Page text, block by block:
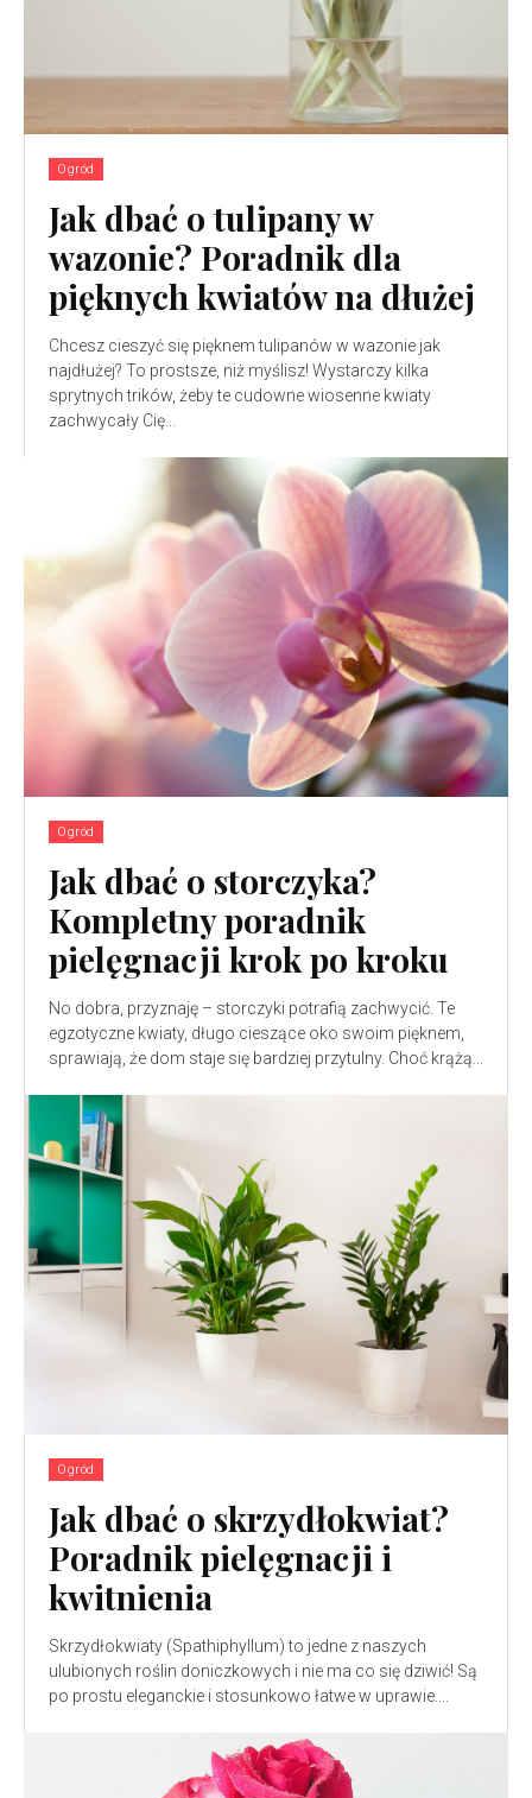
Ogród
Jak dbać o tulipany w
wazonie? Poradnik dla
pięknych kwiatów na dłużej
Chcesz cieszyć się pięknem tulipanów w wazonie jak
najdłużej? To prostsze, niż myślisz! Wystarczy kilka
sprytnych trików, żeby te cudowne wiosenne kwiaty
zachwycały Cię...
Ogród
Jak dbać o storczyka?
Kompletny poradnik
pielęgnacji krok po kroku
No dobra, przyznaję – storczyki potrafią zachwycić. Te
egzotyczne kwiaty, długo cieszące oko swoim pięknem,
sprawiają, że dom staje się bardziej przytulny. Choć krążą...
Ogród
Jak dbać o skrzydłokwiat?
Poradnik pielęgnacji i
kwitnienia
Skrzydłokwiaty (Spathiphyllum) to jedne z naszych
ulubionych roślin doniczkowych i nie ma co się dziwić! Są
po prostu eleganckie i stosunkowo łatwe w uprawie....